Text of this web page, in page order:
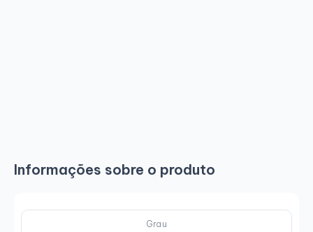
Informações sobre o produto
Grau